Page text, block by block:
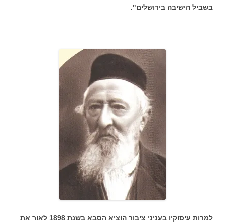
בשביל הישיבה בירושלים".
למרות עיסוקיו בעניני ציבור הוציא הסבא בשנת 1898 לאור את